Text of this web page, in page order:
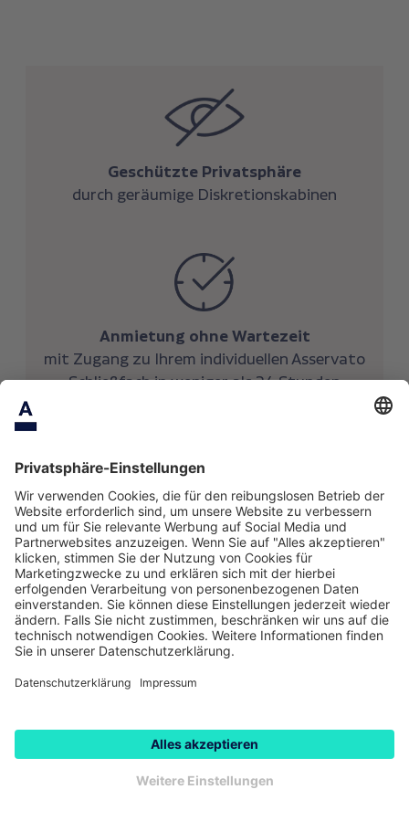
Geschützte Privatsphäre
durch geräumige Diskretionskabinen
Anmietung ohne Wartezeit
mit Zugang zu Ihrem individuellen Asservato
Schließfach in weniger als 24 Stunden
Sicherheit
Ruhig schlafen dank modernster VdS
zertifizierter Stahltresortechnik
durch den Weltmarktführer